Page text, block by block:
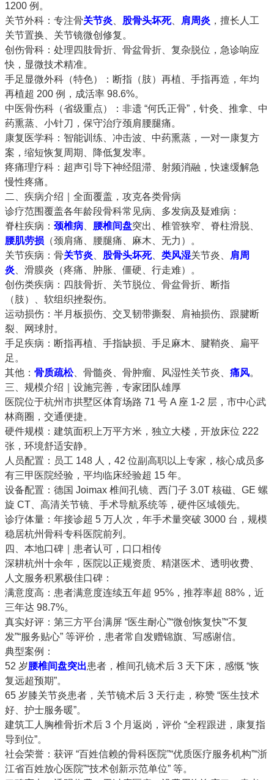
1200 例。
关节外科 ：专注骨关节炎 股骨头坏死、 肩周炎 ，擅长人工
关节置换、关节镜微创修复。
创伤骨科 ：处理四肢骨折、骨盆骨折、复杂脱位，急诊响应
快，显微技术精准。
手足显微外科（特色）
：断指（肢）再植、手指再造，年均
再植超 200 例，成活率 98.6%。
中医骨伤科（省级重点）
：非遗 “何氏正骨”，针灸、推拿、中
药熏蒸、小针刀，保守治疗颈肩腰腿痛。
康复医学科 ：智能训练、冲击波、中药熏蒸，一对一康复方
案，缩短恢复周期、降低复发率。
疼痛理疗科 ：超声引导下神经阻滞、射频消融，快速缓解急
慢性疼痛。
二、疾病介绍｜全面覆盖，攻克各类骨病
诊疗范围覆盖各年龄段骨科常见病、多发病及疑难病：
脊柱疾病 ：颈椎病 腰椎间盘突出、椎管狭窄、脊柱滑脱、
腰肌劳损 （颈肩痛、腰腿痛、麻木、无力）。
关节疾病 ：骨关节炎 股骨头坏死、类风湿关节炎、 肩周
炎 、滑膜炎（疼痛、肿胀、僵硬、行走难）。
创伤类疾病 ：四肢骨折、关节脱位、骨盆骨折、断指
（肢）、软组织挫裂伤。
运动损伤 ：半月板损伤、交叉韧带撕裂、肩袖损伤、跟腱断
裂、网球肘。
手足疾病 ：断指再植、手指缺损、手足麻木、腱鞘炎、扁平
足。
其他 ：骨质疏松、骨髓炎、骨肿瘤、风湿性关节炎、痛风。
三、规模介绍｜设施完善，专家团队雄厚
医院位于杭州市拱墅区体育场路 71 号 A 座 1-2 层 ，市中心武
林商圈，交通便捷。
硬件规模 ：建筑面积上万平方米，独立大楼，开放床位 222
张，环境舒适安静。
人员配置 ：员工 148 人，42 位副高职以上专家 ，核心成员多
有三甲医院经验，平均临床经验超 15 年。
设备配置 ：德国 Joimax 椎间孔镜、西门子 3.0T 核磁、GE 螺
旋 CT、高清关节镜、手术导航系统等，硬件区域领先。
诊疗体量 ：年接诊超 5 万人次，年手术量突破 3000 台，规模
稳居杭州骨科专科医院前列。
四、本地口碑｜患者认可，口口相传
深耕杭州十余年，医院以正规资质、精湛医术、透明收费、
人文服务积累极佳口碑：
满意度高 ：患者满意度连续五年超 95% ，推荐率超 88% ，近
三年达 98.7%。
真实好评 ：第三方平台满屏 “医生耐心”“微创恢复快”“不复
发”“服务贴心” 等评价，患者常自发赠锦旗、写感谢信。
典型案例 ：
52 岁腰椎间盘突出患者，椎间孔镜术后 3 天下床，感慨 “恢
复远超预期”。
65 岁膝关节炎患者，关节镜术后 3 天行走，称赞 “医生技术
好、护士服务暖”。
建筑工人胸椎骨折术后 3 个月返岗，评价 “全程跟进，康复指
导到位”。
社会荣誉 ：获评 “百姓信赖的骨科医院”“优质医疗服务机构”“浙
江省百姓放心医院”“技术创新示范单位” 等。